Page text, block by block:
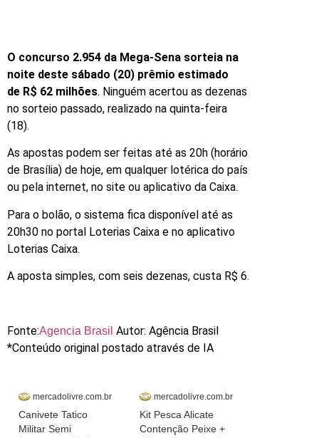
O concurso 2.954 da Mega-Sena sorteia na
noite deste sábado (20) prêmio estimado
de R$ 62 milhões. Ninguém acertou as dezenas
no sorteio passado, realizado na quinta-feira
(18).
As apostas podem ser feitas até as 20h (horário
de Brasília) de hoje, em qualquer lotérica do país
ou pela internet, no site ou aplicativo da Caixa.
Para o bolão, o sistema fica disponível até as
20h30 no portal Loterias Caixa e no aplicativo
Loterias Caixa.
A aposta simples, com seis dezenas, custa R$ 6.
Fonte:Agencia Brasil Autor: Agência Brasil
*Conteúdo original postado através de IA
mercadolivre.com.br
Canivete Tatico
Militar Semi
mercadolivre.com.br
Kit Pesca Alicate
Contenção Peixe +